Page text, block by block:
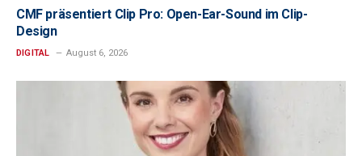
CMF präsentiert Clip Pro: Open-Ear-Sound im Clip-
Design
DIGITAL August 6, 2026